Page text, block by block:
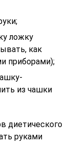
ложку
как
приборами);
из чашки
диетического
руками